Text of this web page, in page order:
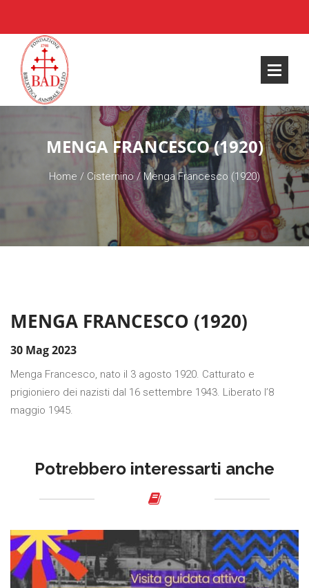
MENGA FRANCESCO (1920)
Home / Cisternino/Menga Francesco (1920)
MENGA FRANCESCO (1920)
30 Mag 2023
Menga Francesco, nato il 3 agosto 1920. Catturato e
prigioniero dei nazisti dal 16 settembre 1943. Liberato l’8
maggio 1945.
Potrebbero interessarti anche